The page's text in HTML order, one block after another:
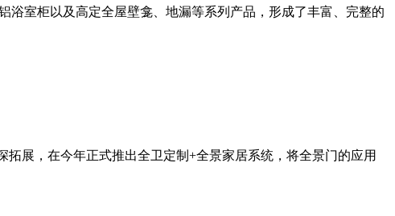
浴室柜以及高定全屋壁龛、地漏等系列产品，形成了丰富、完整的
展，在今年正式推出全卫定制+全景家居系统，将全景门的应用